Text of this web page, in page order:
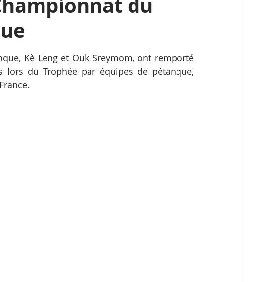
Kè Leng et Ouk Sreymom, ont remporté
lors du Trophée par équipes de pétanque,